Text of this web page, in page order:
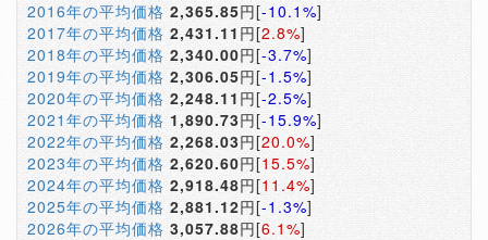
2016年の平均価格 2,365.85円[-10.1%]
2017年の平均価格 2,431.11 円[2.8%]
2018年の平均価格 2,340.00円[-3.7%]
2019年の平均価格 2,306.05円[-1.5%]
2020年の平均価格 2,248.11 円[-2.5%]
2021年の平均価格 1,890.73円[-15.9%]
2022年の平均価格 2,268.03円[20.0%]
2023年の平均価格 2,620.60円[15.5%]
2024年の平均価格 2,918.48円[11.4%]
2025年の平均価格 2,881.12円[-1.3%]
2026年の平均価格 3,057.88円[6.1%]